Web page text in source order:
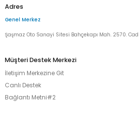
Adres
Genel Merkez
Şaşmaz Oto Sanayi Sitesi Bahçekapı Mah. 2570.
Müşteri Destek Merkezi
İletişim Merkezine Git
Canlı Destek
Bağlantı Metni#2